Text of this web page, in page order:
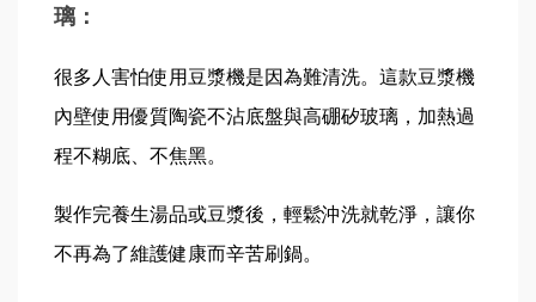
璃：
很多人害怕使用豆漿機是因為難清洗。這款豆漿機
內壁使用優質陶瓷不沾底盤與高硼矽玻璃，加熱過
程不糊底、不焦黑。
製作完養生湯品或豆漿後，輕鬆沖洗就乾淨，讓你
不再為了維護健康而辛苦刷鍋。